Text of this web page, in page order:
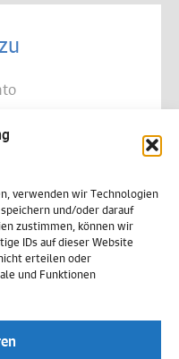
verwenden wir Technologien
und/oder darauf
zustimmen, können wir
IDs auf dieser Website
erteilen oder
und Funktionen
(EU)